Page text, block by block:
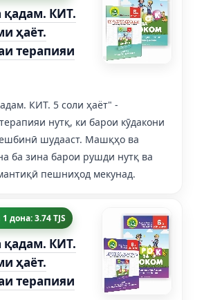
қадам. КИТ.
ҳаёт.
терапияи
КИТ. 5 соли ҳаёт" -
нутқ, ки барои кӯдакони
шудааст. Машқҳо ва
ба зина барои рушди нутқ ва
пешниҳод мекунад.
дона: 3.74 TJS
қадам. КИТ.
ҳаёт.
терапияи